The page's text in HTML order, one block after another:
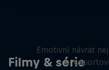
Filmy & série
Emotivní návrat